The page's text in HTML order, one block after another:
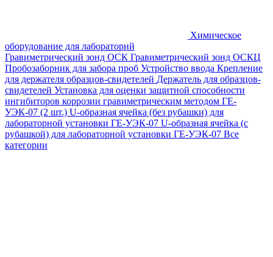
Химическое
оборудование для лабораторий
Гравиметрический зонд ОСК Гравиметрический зонд ОСКЦ
Пробозаборник для забора проб Устройство ввода Крепление
для держателя образцов-свидетелей Держатель для образцов-
свидетелей Установка для оценки защитной способности
ингибиторов коррозии гравиметрическим методом ГЕ-
УЭК-07 (2 шт.) U-образная ячейка (без рубашки) для
лабораторной установки ГЕ-УЭК-07 U-образная ячейка (с
рубашкой) для лабораторной установки ГЕ-УЭК-07 Все
категории